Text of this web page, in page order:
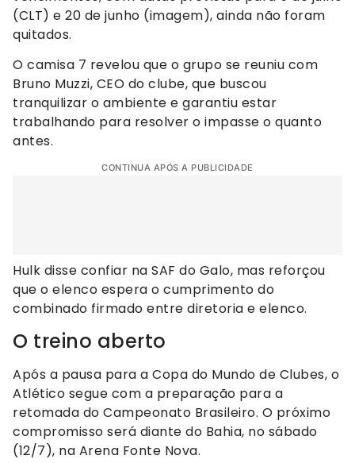
(CLT) e 20 de junho (imagem), ainda não foram
quitados.
O camisa 7 revelou que o grupo se reuniu com
Bruno Muzzi, CEO do clube, que buscou
tranquilizar o ambiente e garantiu estar
trabalhando para resolver o impasse o quanto
antes.
CONTINUA APÓS A PUBLICIDADE
Hulk disse confiar na SAF do Galo, mas reforçou
que o elenco espera o cumprimento do
combinado firmado entre diretoria e elenco.
O treino aberto
Após a pausa para a Copa do Mundo de Clubes, o
Atlético segue com a preparação para a
retomada do Campeonato Brasileiro. O próximo
compromisso será diante do Bahia, no sábado
(12/7), na Arena Fonte Nova.